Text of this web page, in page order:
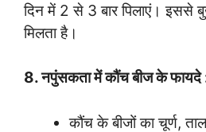
दिन में 2 से 3 बार पिलाएं। इससे
मिलता है।
8. नपुंसकता में कौंच बीज के फायदे
कौंच के बीजों का चूर्ण,